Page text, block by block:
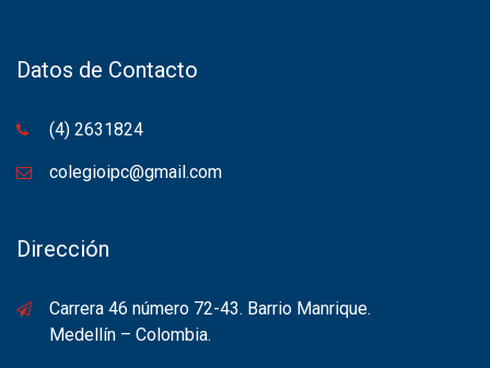
Datos de Contacto
(4) 2631824
colegioipc@gmail.com
Dirección
Carrera 46 número 72-43. Barrio Manrique.
Medellín – Colombia.